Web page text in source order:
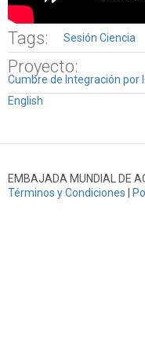
Tags: Sesión Ciencia
Proyecto:
Cumbre de Integración por
English
EMBAJADA MUNDIAL DE
Términos y Condiciones